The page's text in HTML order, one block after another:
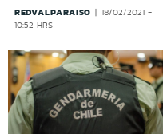
REDVALPARAISO
18/02/2021 -
10:52 HRS